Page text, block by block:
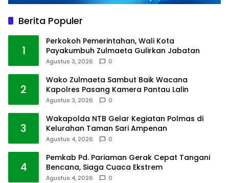
Berita Populer
1
Perkokoh Pemerintahan, Wali Kota
Payakumbuh Zulmaeta Gulirkan Jabatan
Agustus 3, 2026 0
2
Wako Zulmaeta Sambut Baik Wacana
Kapolres Pasang Kamera Pantau Lalin
Agustus 3, 2026 0
3
Wakapolda NTB Gelar Kegiatan Polmas di
Kelurahan Taman Sari Ampenan
Agustus 4, 2026 0
4
Pemkab Pd. Pariaman Gerak Cepat Tangani
Bencana, Siaga Cuaca Ekstrem
Agustus 4, 2026 0